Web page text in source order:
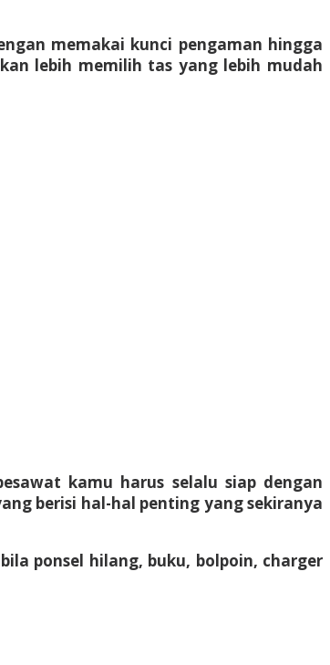
memakai kunci pengaman hingga
lebih memilih tas yang lebih mudah
kamu harus selalu siap dengan
berisi hal-hal penting yang sekiranya
ponsel hilang, buku, bolpoin, charger